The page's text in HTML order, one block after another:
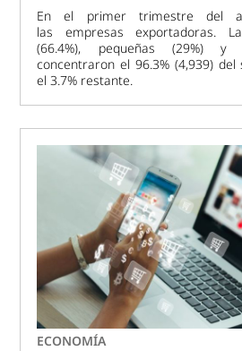
En el primer trimestre del
las empresas exportadoras.
(66.4%), pequeñas (29%) y
concentraron el 96.3% (4,939) del
el 3.7% restante.
ECONOMÍA